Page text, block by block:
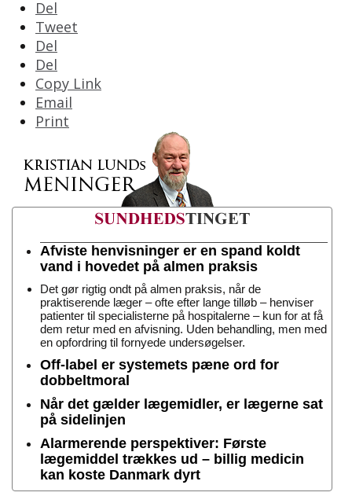
Del
Tweet
Del
Del
Copy Link
Email
Print
Afviste henvisninger er en spand koldt
vand i hovedet på almen praksis
Det gør rigtig ondt på almen praksis, når de
praktiserende læger – ofte efter lange tilløb – henviser
patienter til specialisterne på hospitalerne – kun for at få
dem retur med en afvisning. Uden behandling, men med
en opfordring til fornyede undersøgelser.
Off-label er systemets pæne ord for
dobbeltmoral
Når det gælder lægemidler, er lægerne sat
på sidelinjen
Alarmerende perspektiver: Første
lægemiddel trækkes ud – billig medicin
kan koste Danmark dyrt